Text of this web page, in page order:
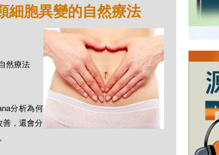
細胞異變的自然療法
然療法
分析為何
善，還會分